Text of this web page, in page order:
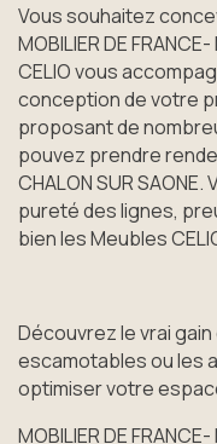
Vous souhaitez
MOBILIER DE
CELIO vous
conception de votre
proposant de
pouvez prendre
CHALON SUR
pureté des lignes,
bien les Meubles
Découvrez le vrai
escamotables ou les
optimiser votre
MOBILIER DE